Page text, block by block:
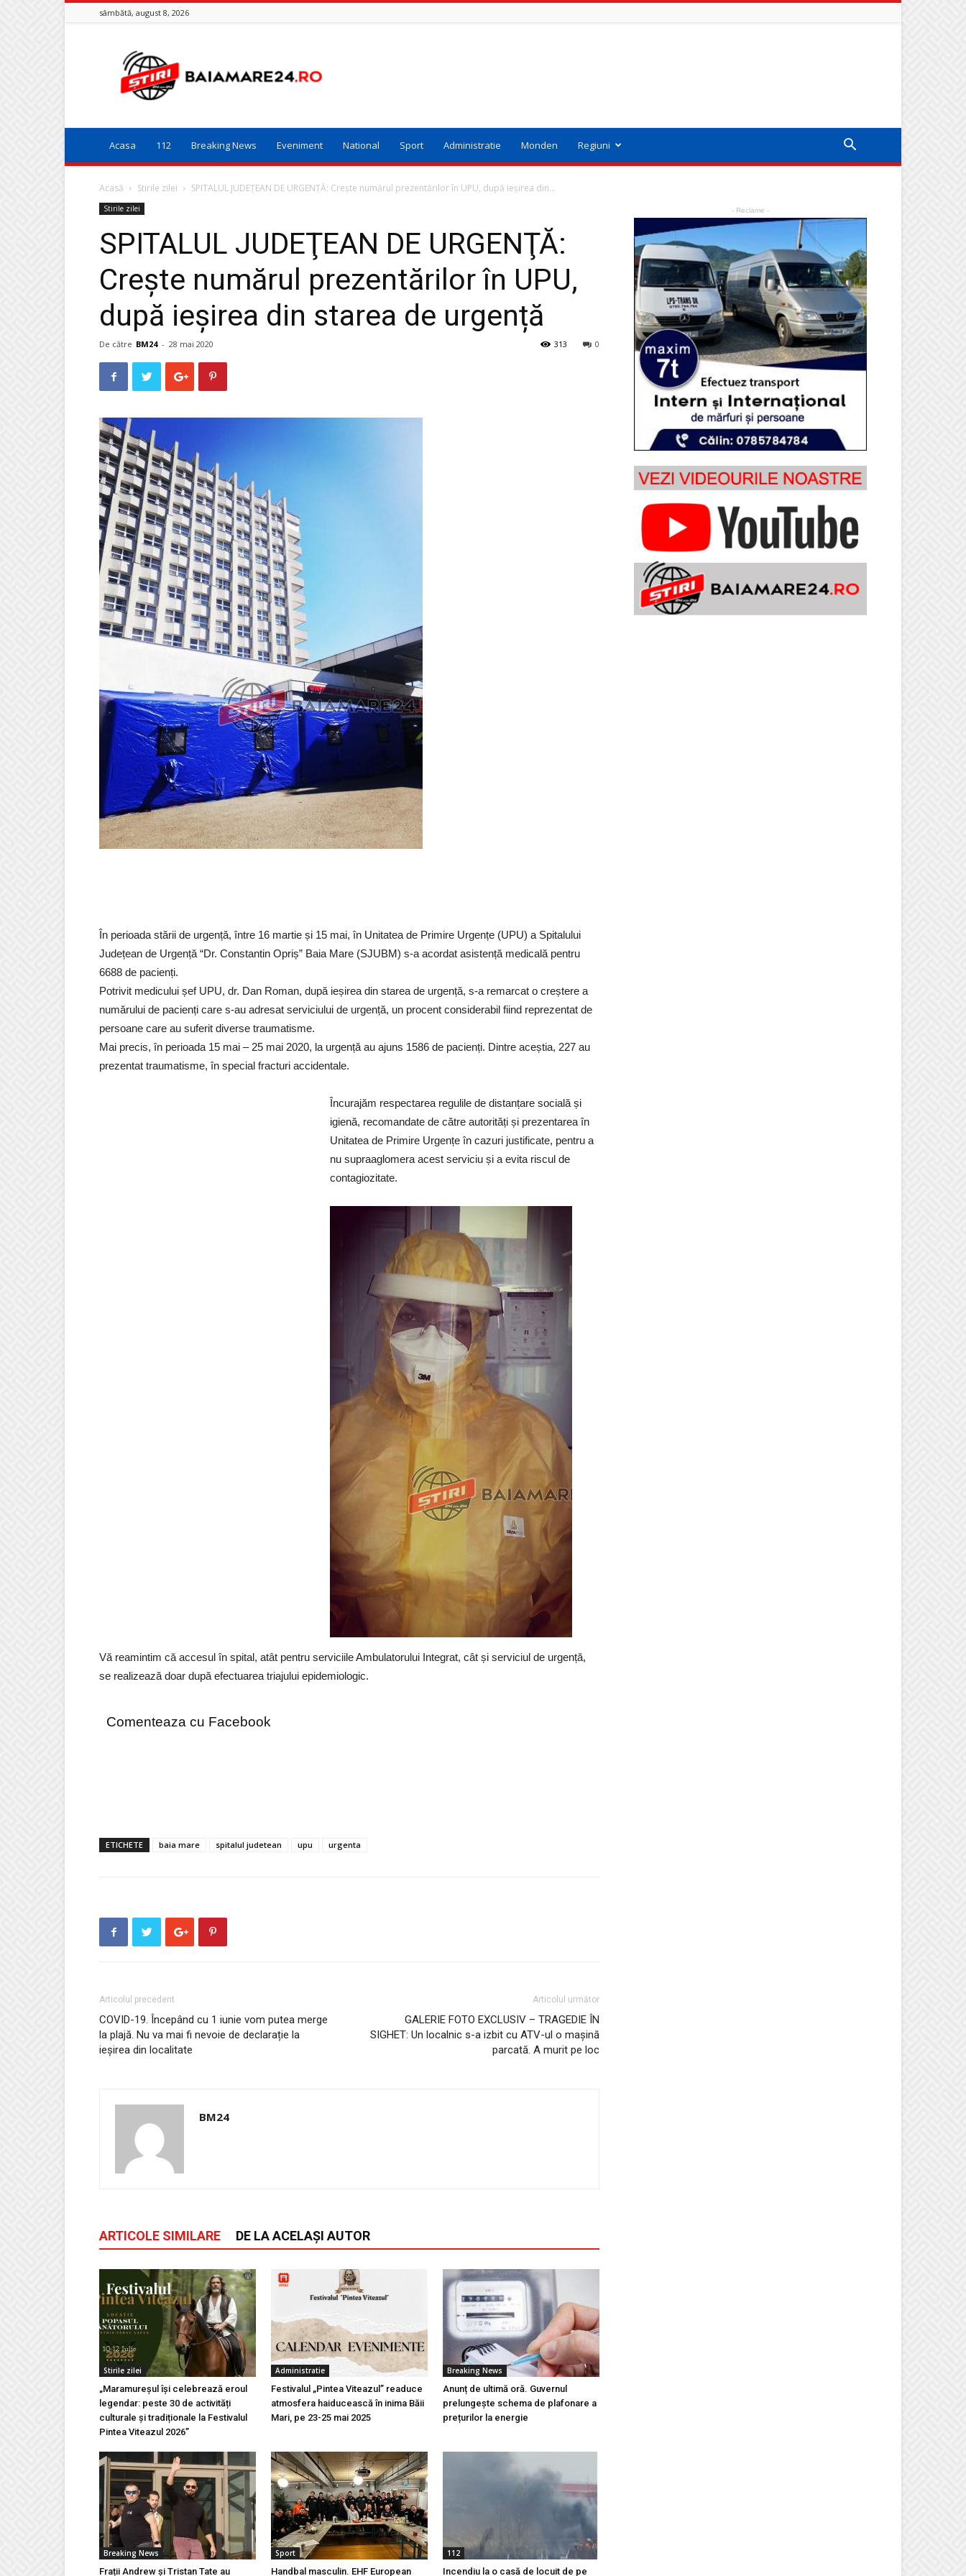
sâmbătă, august 8, 2026
Baia
Mare
24
Acasa 112 Breaking News Eveniment National Sport Administratie Monden Regiuni
Acasă Stirile zilei SPITALUL JUDEŢEAN DE URGENŢĂ: Crește numărul prezentărilor în UPU, după ieșirea din...
Stirile zilei
SPITALUL JUDEŢEAN DE URGENŢĂ:
Crește numărul prezentărilor în UPU,
după ieșirea din starea de urgență
De către BM24 - 28 mai 2020 0
313
În perioada stării de urgență, între 16 martie și 15 mai, în Unitatea de Primire Urgențe (UPU) a Spitalului
Județean de Urgență “Dr. Constantin Opriș” Baia Mare (SJUBM) s-a acordat asistență medicală pentru
6688 de pacienți.
Potrivit medicului șef UPU, dr. Dan Roman, după ieșirea din starea de urgență, s-a remarcat o creștere a
numărului de pacienți care s-au adresat serviciului de urgență, un procent considerabil fiind reprezentat de
persoane care au suferit diverse traumatisme.
Mai precis, în perioada 15 mai – 25 mai 2020, la urgență au ajuns 1586 de pacienți. Dintre aceștia, 227 au
prezentat traumatisme, în special fracturi accidentale.
Încurajăm respectarea regulile de distanțare socială și
igienă, recomandate de către autorități și prezentarea în
Unitatea de Primire Urgențe în cazuri justificate, pentru a
nu supraaglomera acest serviciu și a evita riscul de
contagiozitate.
Vă reamintim că accesul în spital, atât pentru serviciile Ambulatorului Integrat, cât și serviciul de urgență,
se realizează doar după efectuarea triajului epidemiologic.
Comenteaza cu Facebook
ETICHETE baia mare spitalul judetean upu urgenta
Articolul precedent
COVID-19. Începând cu 1 iunie vom putea merge
la plajă. Nu va mai fi nevoie de declarație la
ieșirea din localitate
Articolul următor
GALERIE FOTO EXCLUSIV – TRAGEDIE ÎN
SIGHET: Un localnic s-a izbit cu ATV-ul o mașină
parcată. A murit pe loc
BM24
ARTICOLE SIMILARE DE LA ACELAȘI AUTOR
Stirile zilei
„Maramureșul își celebrează eroul
legendar: peste 30 de activități
culturale și tradiționale la Festivalul
Pintea Viteazul 2026”
Administratie
Festivalul „Pintea Viteazul” readuce
atmosfera haiducească în inima Băii
Mari, pe 23-25 mai 2025
Breaking News
Anunț de ultimă oră. Guvernul
prelungește schema de plafonare a
prețurilor la energie
Breaking News
Frații Andrew și Tristan Tate au
Sport
Handbal masculin. EHF European
112
Incendiu la o casă de locuit de pe
- Reclame -